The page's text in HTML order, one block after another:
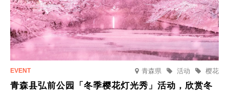
青森県 樱花
活动
青森县弘前公园「冬季樱花灯光秀」活动，欣赏冬